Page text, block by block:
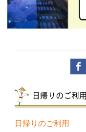
日帰りのご利用
日帰りのご利用